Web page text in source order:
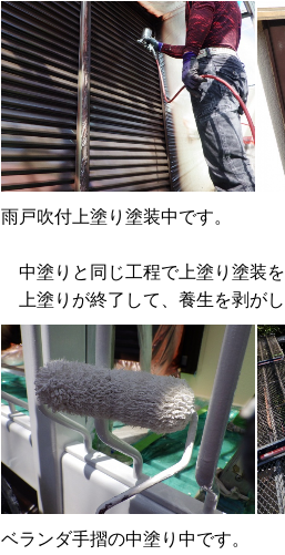
雨戸吹付上塗り塗装中です。
中塗りと同じ工程で上塗り塗装を
上塗りが終了して、養生を剥が
ベランダ手摺の中塗り中です。